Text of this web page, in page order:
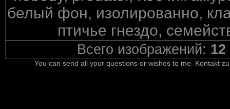
белый фон, изолированно,
птичье гнездо,
Всего изображений: 12
You can send all your questions or wishes to me. Kontakt